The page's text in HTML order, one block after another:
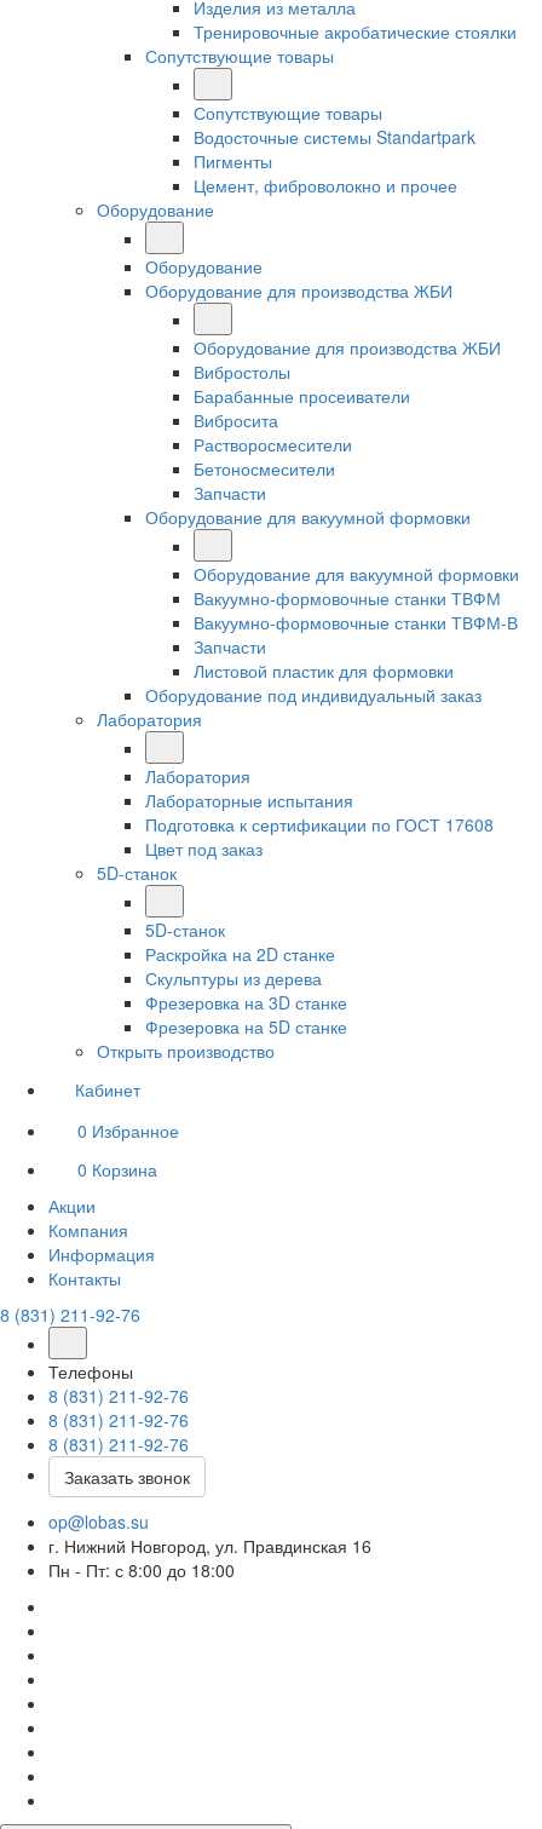
Изделия из металла
Тренировочные акробатические стоялки
Сопутствующие товары
Сопутствующие товары
Водосточные системы Standartpark
Пигменты
Цемент, фиброволокно и прочее
Оборудование
Оборудование
Оборудование для производства ЖБИ
Оборудование для производства ЖБИ
Вибростолы
Барабанные просеиватели
Вибросита
Растворосмесители
Бетоносмесители
Запчасти
Оборудование для вакуумной формовки
Оборудование для вакуумной формовки
Вакуумно-формовочные станки ТВФМ
Вакуумно-формовочные станки ТВФМ-В
Запчасти
Листовой пластик для формовки
Оборудование под индивидуальный заказ
Лаборатория
Лаборатория
Лабораторные испытания
Подготовка к сертификации по ГОСТ 17608
Цвет под заказ
5D-станок
5D-станок
Раскройка на 2D станке
Скульптуры из дерева
Фрезеровка на 3D станке
Фрезеровка на 5D станке
Открыть производство
Кабинет
0 Избранное
0 Корзина
Акции
Компания
Информация
Контакты
8 (831) 211-92-76
Телефоны
8 (831) 211-92-76
8 (831) 211-92-76
8 (831) 211-92-76
Заказать звонок
op@lobas.su
г. Нижний Новгород, ул. Правдинская 16
Пн - Пт: с 8:00 до 18:00